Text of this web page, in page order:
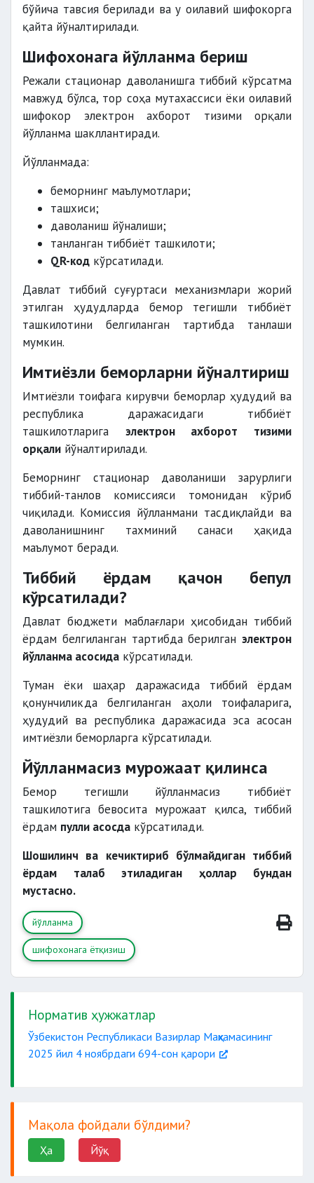
бўйича тавсия берилади ва у оилавий шифокорга
қайта йўналтирилади.
Шифохонага йўлланма бериш
Режали стационар даволанишга тиббий кўрсатма
мавжуд бўлса, тор соҳа мутахассиси ёки оилавий
шифокор электрон ахборот тизими орқали
йўлланма шакллантиради.
Йўлланмада:
беморнинг маълумотлари;
ташхиси;
даволаниш йўналиши;
танланган тиббиёт ташкилоти;
QR-код кўрсатилади.
Давлат тиббий суғуртаси механизмлари жорий
этилган ҳудудларда бемор тегишли тиббиёт
ташкилотини белгиланган тартибда танлаши
мумкин.
Имтиёзли беморларни йўналтириш
Имтиёзли тоифага кирувчи беморлар ҳудудий ва
республика даражасидаги тиббиёт
ташкилотларига электрон ахборот тизими
орқали йўналтирилади.
Беморнинг стационар даволаниши зарурлиги
тиббий-танлов комиссияси томонидан кўриб
чиқилади. Комиссия йўлланмани тасдиқлайди ва
даволанишнинг тахминий санаси ҳақида
маълумот беради.
Тиббий ёрдам қачон бепул
кўрсатилади?
Давлат бюджети маблағлари ҳисобидан тиббий
ёрдам белгиланган тартибда берилган электрон
йўлланма асосида кўрсатилади.
Туман ёки шаҳар даражасида тиббий ёрдам
қонунчиликда белгиланган аҳоли тоифаларига,
ҳудудий ва республика даражасида эса асосан
имтиёзли беморларга кўрсатилади.
Йўлланмасиз мурожаат қилинса
Бемор тегишли йўлланмасиз тиббиёт
ташкилотига бевосита мурожаат қилса, тиббий
ёрдам пулли асосда кўрсатилади.
Шошилинч ва кечиктириб бўлмайдиган тиббий
ёрдам талаб этиладиган ҳоллар бундан
мустасно.
йўлланма
шифохонага ётқизиш
Норматив ҳужжатлар
Ўзбекистон Республикаси Вазирлар Маҳкамасининг
2025 йил 4 ноябрдаги 694-сон қарори
Мақола фойдали бўлдими?
Ҳа Йўқ